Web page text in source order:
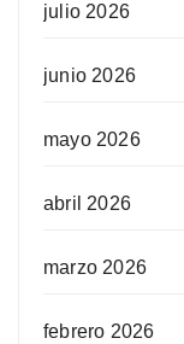
julio 2026
junio 2026
mayo 2026
abril 2026
marzo 2026
febrero 2026